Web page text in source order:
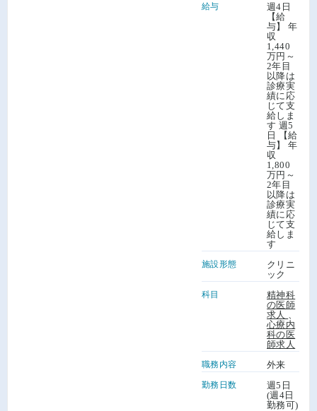
給与
週4日
【給
与】 年
収
1,440
万円～
2年目
以降は
診療実
績に応
じて支
給しま
す 週5
日 【給
与】 年
収
1,800
万円～
2年目
以降は
診療実
績に応
じて支
給しま
す
施設形態
クリニ
ック
科目
精神科
の医師
求人
心療内
科の医
師求人
職務内容 外来
勤務日数
週5日
(週4日
勤務可)